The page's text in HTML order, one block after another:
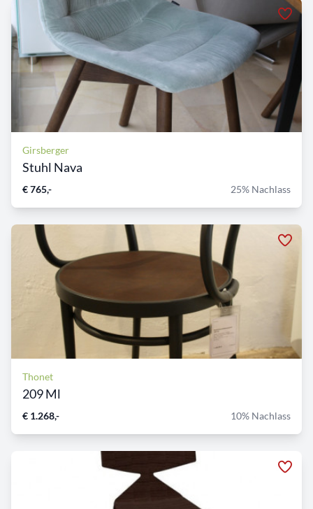
Girsberger
Stuhl Nava
€ 765,- 25% Nachlass
Thonet
209 Ml
€ 1.268,- 10% Nachlass